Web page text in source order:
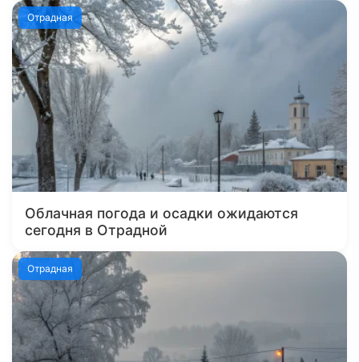
Отрадная
Облачная погода и осадки ожидаются
сегодня в Отрадной
Отрадная